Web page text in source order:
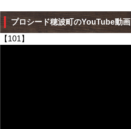
プロシード穂波町のYouTube動画
【101】